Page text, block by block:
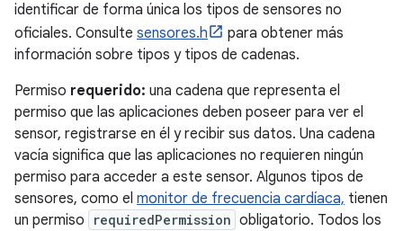
identificar de forma única los tipos de sensores no
oficiales. Consulte sensores.h
para obtener más
información sobre tipos y tipos de cadenas.
Permiso requerido: una cadena que representa el
permiso que las aplicaciones deben poseer para ver el
sensor, registrarse en él y recibir sus datos. Una cadena
vacía significa que las aplicaciones no requieren ningún
permiso para acceder a este sensor. Algunos tipos de
sensores, como el monitor de frecuencia cardíaca, tienen
un permiso
requiredPermission obligatorio. Todos los